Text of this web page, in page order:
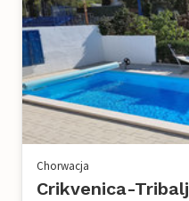
Chorwacja
Crikvenica-Tribalj